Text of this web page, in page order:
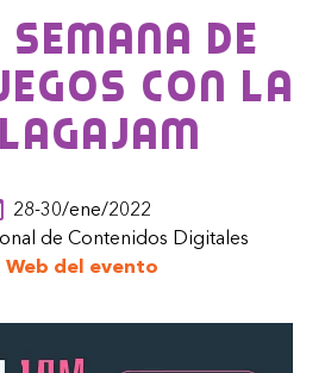
semana de
con la
28-30/ene/2022
de Contenidos Digitales
Web del evento